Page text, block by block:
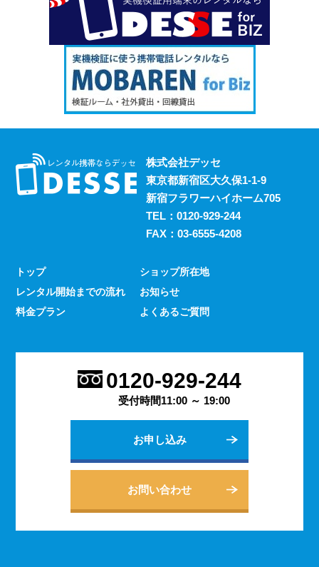
はありますが、通信速度に難があったり接続に制限があっ
たりと不便な面も否めません。 それらの影響を受けず、
電波圏内ならいつでも快適にインターネットを楽しめるポ
ケットwifiをレンタルでお得にご利用いただけます。 ご希
望の際はお気軽にご相談ください。
レンタルスマホには通話・通信以外にも様々な利用方法が
あります。 例えば、スマホ用アプリの開発における実機
検証用にスマホのレンタルをお考えの際は、デッセまでご
相談ください。
過去に発生した料金トラブルなど、身の回りの様々な事情
からスマホの利用契約を締結できない、という方は意外に
うな連絡手段となるものは手元にないと何かと手間がかか
るものです。 デッセでは、そういった方であっても気軽
にご契約いただけるレンタルスマホサービスのご案内を行
してだけでなく出退勤やスケジュールの管理などにも活躍
します。 会社は人の出入りもありますので、通常のスマ
ホのように1台1台契約するよりも、まとめてレンタルする
方がよりお得に利用できます。 会社用のレンタルスマホ
個人でのご利用から法人向けの複数台のご利用まで、お客
様の用途に合わせた様々な利用方法を提案できるデッセの
株式会社デッセ
東京都新宿区大久保1-1-9
新宿フラワーハイホーム705
TEL： 0120-929-244
FAX：03-6555-4208
トップ
レンタル開始までの流れ
料金プラン
ショップ所在地
お知らせ
よくあるご質問
0120-929-244
受付時間11:00 ～ 19:00
お申し込み
お問い合わせ